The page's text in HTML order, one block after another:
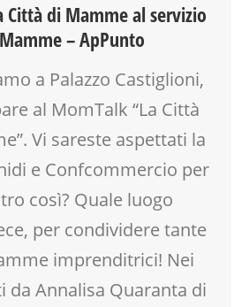
Città di Mamme al servizio
– ApPunto
a Palazzo Castiglioni,
al MomTalk “La Città
Vi sareste aspettati la
e Confcommercio per
così? Quale luogo
per condividere tante
imprenditrici! Nei
da Annalisa Quaranta di